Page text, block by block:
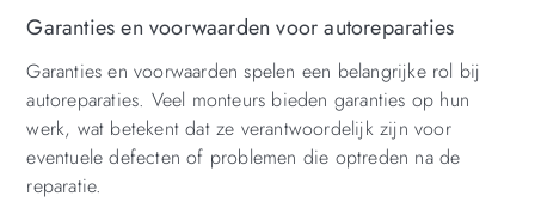
Garanties en voorwaarden voor autoreparaties
Garanties en voorwaarden spelen een belangrijke rol bij
autoreparaties. Veel monteurs bieden garanties op hun
werk, wat betekent dat ze verantwoordelijk zijn voor
eventuele defecten of problemen die optreden na de
reparatie.